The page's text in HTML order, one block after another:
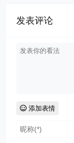
发表评论
添加表情